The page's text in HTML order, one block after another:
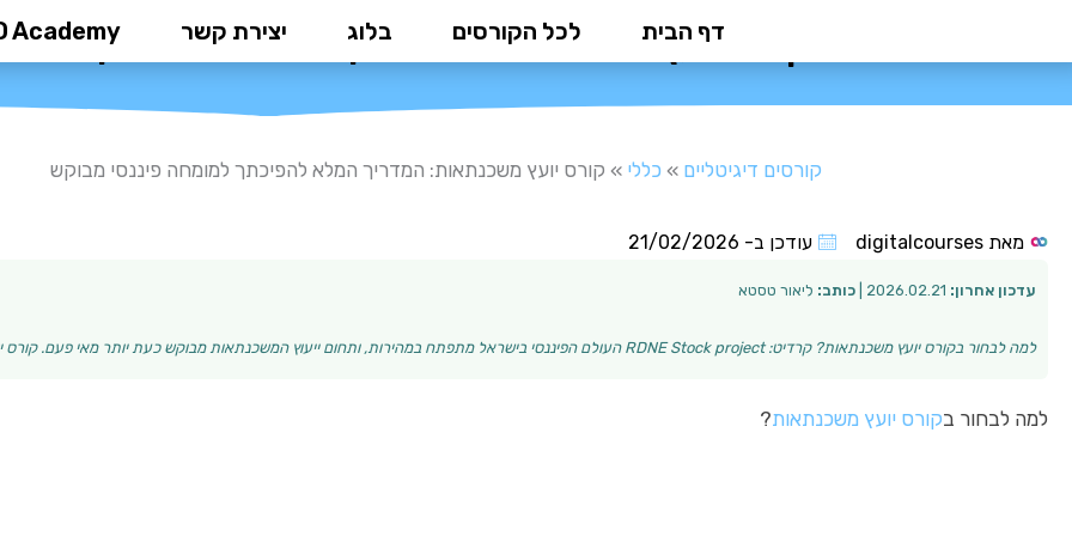
דף הבית לכל הקורסים בלוג יצירת קשר Academyקורס יועץ משכנתאות: המדריך המלא להפיכתך
קורסים דיגיטליים » כללי » קורס יועץ משכנתאות: המדריך המלא להפיכתך למומחה פיננסי מבוקש
מאת עודכן ב- 21/02/2026
עדכון אחרון: כותב: ליאור טסטא
למה לבחור בקורס יועץ משכנתאות? קרדיט: RDNE Stock project העולם הפיננסי בישראל מתפתח במהירות, ותחום ייעוץ המשכנתאות מבוקש כעת יותר מאי פעם. קורס יועץ מ…
למה לבחור בקורס יועץ משכנתאות?